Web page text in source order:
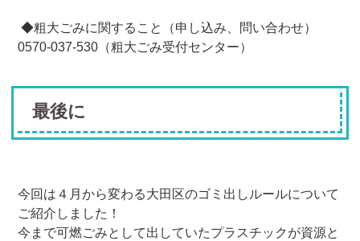
◆粗大ごみに関すること（申し込み、問い合わせ）
0570-037-530（粗大ごみ受付センター）
最後に
今回は４月から変わる大田区のゴミ出しルールについて
ご紹介しました！
今まで可燃ごみとして出していたプラスチックが資源と